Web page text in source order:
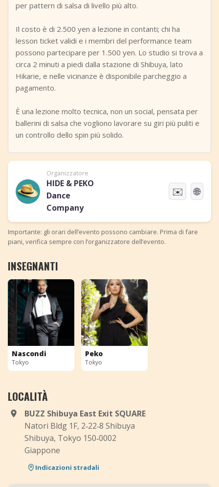
per pattern di salsa di livello più alto.
Il costo è di 2.500 yen a lezione in contanti; chi ha
lesson ticket validi e i membri del performance team
possono partecipare per 1.500 yen. Lo studio si trova a
circa 2 minuti a piedi dalla stazione di Shibuya, lato
Hikarie, e nelle vicinanze è disponibile parcheggio a
pagamento.
È una lezione molto tecnica, non un social, pensata per
ballerini di salsa che vogliono lavorare su giri più puliti e
un controllo dello spin più solido.
Organizzatore
HIDE & PEKO
Dance
Company
✉️ 🌐
Importante: gli orari dell’evento possono cambiare. Prima di fare
piani, verifica sempre con l’organizzatore dell’evento.
INSEGNANTI
Nascondi
Tokyo
Peko
Tokyo
LOCALITÀ
BUZZ Shibuya East Exit SQUARE
Natori Bldg 1F, 2‑22‑8 Shibuya
Shibuya, Tokyo 150‑0002
Giappone
Indicazioni stradali